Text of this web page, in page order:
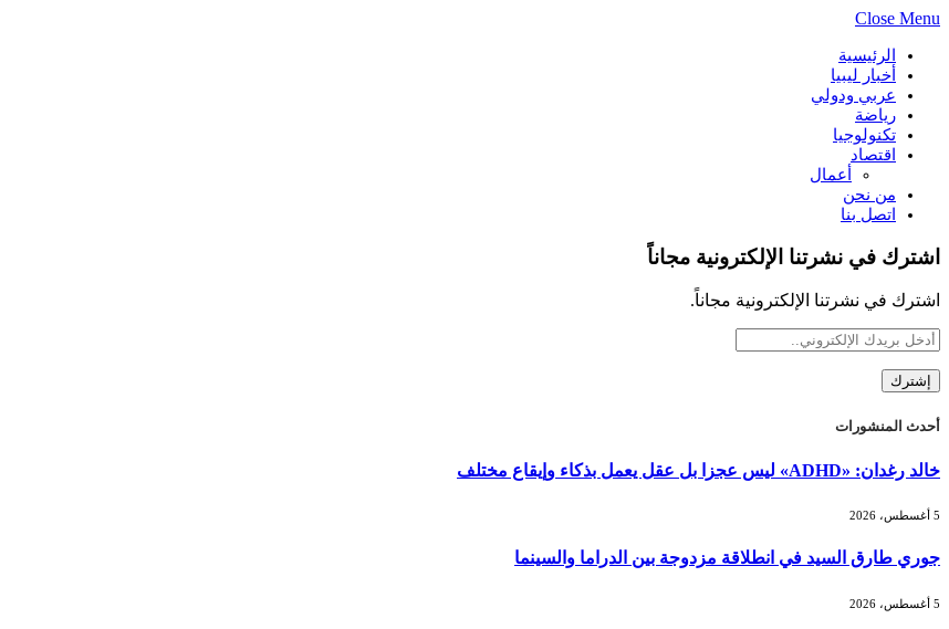
Close Menu
الرئيسية
أخبار ليبيا
عربي ودولي
رياضة
تكنولوجيا
اقتصاد
أعمال
من نحن
اتصل بنا
اشترك في نشرتنا الإلكترونية مجاناً
اشترك في نشرتنا الإلكترونية مجاناً.
أحدث المنشورات
خالد رغدان: «ADHD» ليس عجزا بل عقل يعمل بذكاء وإيقاع مختلف
5 أغسطس، 2026
جوري طارق السيد في انطلاقة مزدوجة بين الدراما والسينما
5 أغسطس، 2026